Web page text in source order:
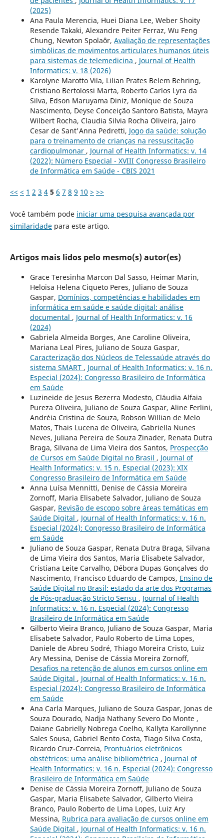
(2025)
Ana Paula Merencia, Huei Diana Lee, Weber Shoity
Resende Takaki, Alexandre Peiter Ferraz, Wu Feng
Chung, Newton Spolaôr, Avaliação de representações
simbólicas de movimentos articulares humanos úteis
para sistemas de telemedicina , Journal of Health
Informatics: v. 18 (2026)
Karolyne Marotto Vila, Lilian Prates Belem Behring,
Cristiano Bertolossi Marta, Roberto Carlos Lyra da
Silva, Edson Maruyama Diniz, Monique de Souza
Nascimento, Deyse Conceição Santoro Batista, Mayra
Wilbert Rocha, Claudia Silvia Rocha Oliveira, Jairo
Cesar de Sant'Anna Pedretti, Jogo da saúde: solução
para o treinamento de crianças na ressuscitação
cardiopulmonar , Journal of Health Informatics: v. 14
(2022): Número Especial - XVIII Congresso Brasileiro
de Informática em Saúde - CBIS 2021
<< < 1 2 3 4 5 6 7 8 9 10 > >>
Você também pode iniciar uma pesquisa avançada por
similaridadepara este artigo.
Artigos mais lidos pelo mesmo(s) autor(es)
Grace Teresinha Marcon Dal Sasso, Heimar Marin,
Heloisa Helena Ciqueto Peres, Juliano de Souza
Gaspar, Domínios, competências e habilidades em
informática em saúde e saúde digital: análise
documental , Journal of Health Informatics: v. 16
(2024)
Gabriela Almeida Borges, Ane Caroline Oliveira,
Mariana Leal Pires, Juliano de Souza Gaspar,
Caracterização dos Núcleos de Telessaúde através do
sistema SMART , Journal of Health Informatics: v. 16 n.
Especial (2024): Congresso Brasileiro de Informática
em Saúde
Luzineide de Jesus Bezerra Modesto, Cláudia Alfaia
Pureza Oliveira, Juliano de Souza Gaspar, Aline Ferlini,
Andréia Cristina de Souza, Robson Willian de Melo
Matos, Thais Lucena de Oliveira, Gabriella Nunes
Neves, Juliana Pereira de Souza Zinader, Renata Dutra
Braga, Silvana de Lima Vieira dos Santos, Prospecção
de Cursos em Saúde Digital no Brasil , Journal of
Health Informatics: v. 15 n. Especial (2023): XIX
Congresso Brasileiro de Informática em Saúde
Anna Luísa Mennitti, Denise de Cássia Moreira
Zornoff, Maria Elisabete Salvador, Juliano de Souza
Gaspar, Revisão de escopo sobre áreas temáticas em
Saúde Digital , Journal of Health Informatics: v. 16 n.
Especial (2024): Congresso Brasileiro de Informática
em Saúde
Juliano de Souza Gaspar, Renata Dutra Braga, Silvana
de Lima Vieira dos Santos, Maria Elisabete Salvador,
Cristiana Leite Carvalho, Débora Dupas Gonçalves do
Nascimento, Francisco Eduardo de Campos, Ensino de
Saúde Digital no Brasil: estado da arte dos Programas
de Pós-graduação Stricto Sensu , Journal of Health
Informatics: v. 16 n. Especial (2024): Congresso
Brasileiro de Informática em Saúde
Gilberto Vieira Branco, Juliano de Souza Gaspar, Maria
Elisabete Salvador, Paulo Roberto de Lima Lopes,
Daniele de Abreu Sodré, Thiago Moreira Cristo, Luiz
Ary Messina, Denise de Cássia Moreira Zornoff,
Desafios na retenção de alunos em cursos online em
Saúde Digital , Journal of Health Informatics: v. 16 n.
Especial (2024): Congresso Brasileiro de Informática
em Saúde
Ana Carla Marques, Juliano de Souza Gaspar, Jonas de
Souza Dourado, Nadja Nathany Severo Do Monte ,
Daiane Gabrielly Nobrega Coelho, Kallyta Karollynne
Sales Sousa, Gabriel Bento Costa, Tiago Silva Costa,
Ricardo Cruz-Correia, Prontuários eletrônicos
obstétricos: uma análise bibliométrica , Journal of
Health Informatics: v. 16 n. Especial (2024): Congresso
Brasileiro de Informática em Saúde
Denise de Cássia Moreira Zornoff, Juliano de Souza
Gaspar, Maria Elisabete Salvador, Gilberto Vieira
Branco, Paulo Roberto de Lima Lopes, Luiz Ary
Messina, Rubrica para avaliação de cursos online em
Saúde Digital , Journal of Health Informatics: v. 16 n.